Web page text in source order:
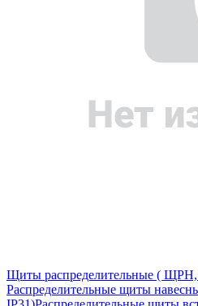
Щиты распределительные (
Распределительные щиты